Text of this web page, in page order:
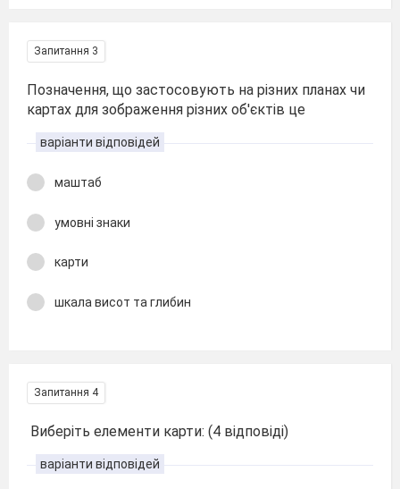
Запитання 3
Позначення, що застосовують на різних планах чи
картах для зображення різних об'єктів це
варіанти відповідей
маштаб
умовні знаки
карти
шкала висот та глибин
Запитання 4
Виберіть елементи карти: (4 відповіді)
варіанти відповідей